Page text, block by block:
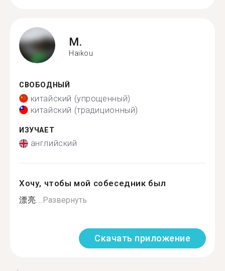
M.
Haikou
СВОБОДНЫЙ
китайский (упрощенный)
китайский (традиционный)
ИЗУЧАЕТ
английский
Хочу, чтобы мой собеседник был
漂亮...Развернуть
Скачать приложение